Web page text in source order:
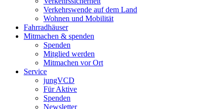
Verkehrswende auf dem Land
Wohnen und Mobilität
Fahrradhäuser
Mitmachen & spenden
Spenden
Mitglied werden
Mitmachen vor Ort
Service
jungVCD
Für Aktive
Spenden
Newsletter